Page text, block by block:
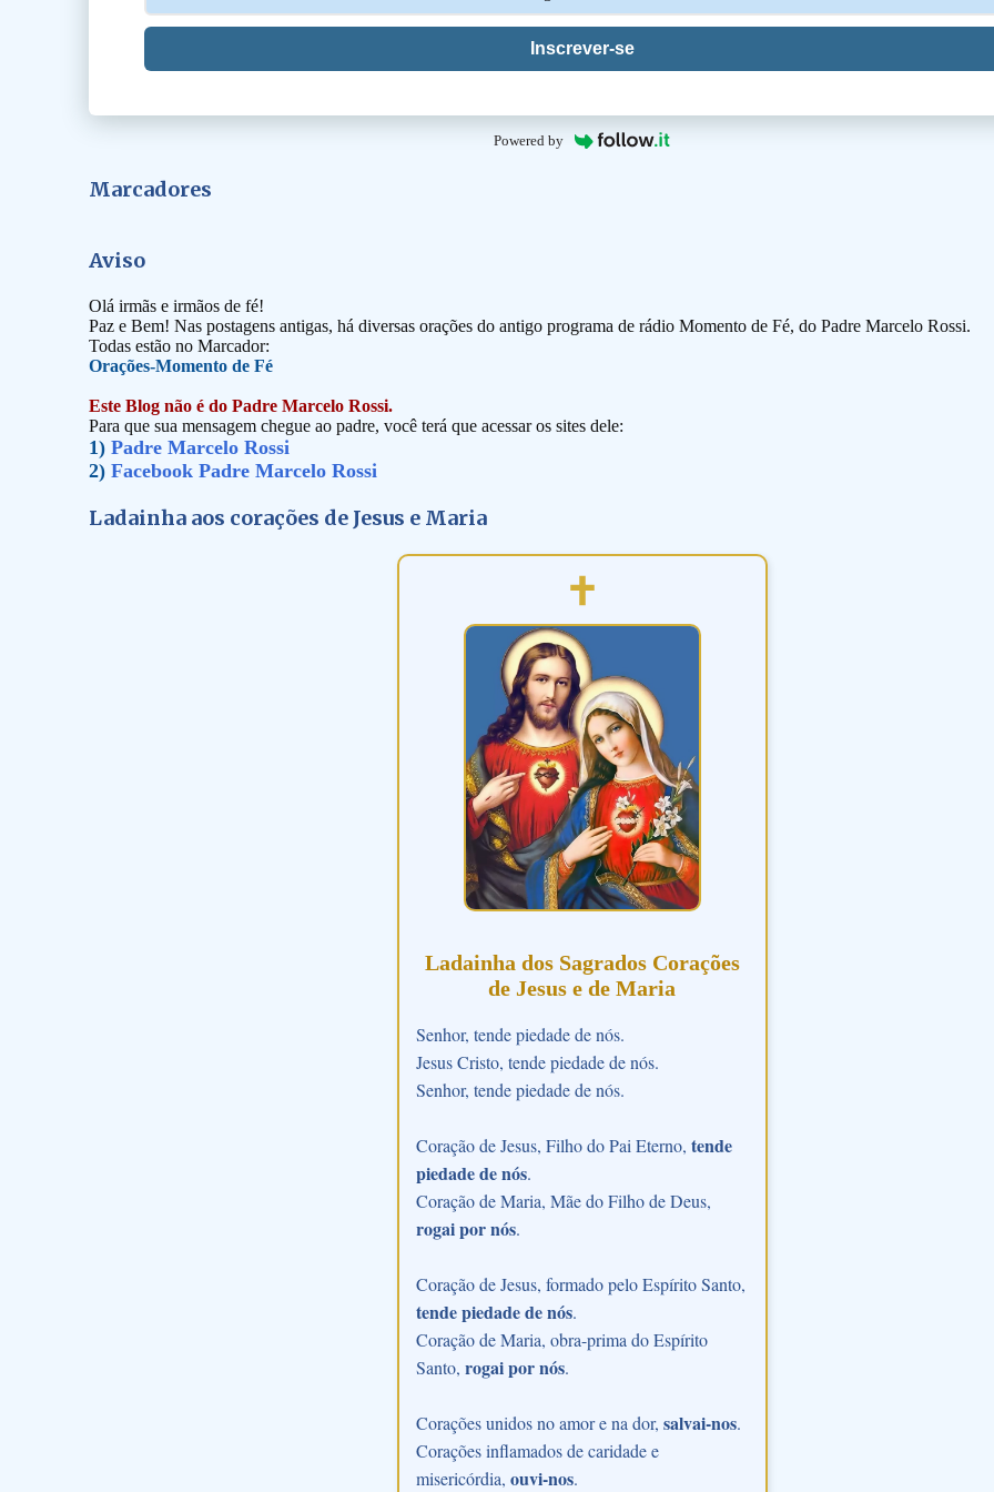
Inscrever-se
Powered by
Marcadores
Aviso
Olá irmãs e irmãos de fé!
Paz e Bem! Nas postagens antigas, há diversas orações do antigo programa de rádio Momento de Fé, do Padre Marcelo Rossi.
Todas estão no Marcador:
Orações-Momento de Fé
Este Blog não é do Padre Marcelo Rossi.
Para que sua mensagem chegue ao padre, você terá que acessar os sites dele:
1) Padre Marcelo Rossi
2) Facebook Padre Marcelo Rossi
Ladainha aos corações de Jesus e Maria
Ladainha dos Sagrados Corações
de Jesus e de Maria
Senhor, tende piedade de nós.
Jesus Cristo, tende piedade de nós.
Senhor, tende piedade de nós.
Coração de Jesus, Filho do Pai Eterno, tende
piedade de nós.
Coração de Maria, Mãe do Filho de Deus,
rogai por nós.
Coração de Jesus, formado pelo Espírito Santo,
tende piedade de nós.
Coração de Maria, obra-prima do Espírito
Santo, rogai por nós.
Corações unidos no amor e na dor, salvai-nos.
Corações inflamados de caridade e
misericórdia, ouvi-nos.